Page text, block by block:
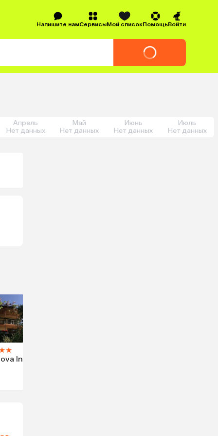
Напишите намСервисыМой списокПомощьВойти
Апрель
Нет данных
Май
Нет данных
Июнь
Нет данных
Июль
Нет данных
★
Inn